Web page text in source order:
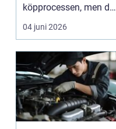
köpprocessen, men det
ha...
04 juni 2026